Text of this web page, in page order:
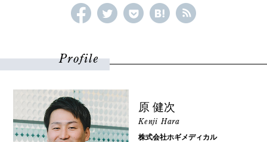
Profile
原 健次
Kenji Hara
株式会社ホギメディカル